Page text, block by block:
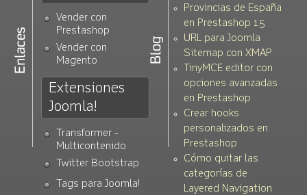
Vender con
Prestashop
Vender con
Magento
Extensiones
Joomla!
Transformer -
Multicontenido
Twitter Bootstrap
Tags para Joomla!
Provincias de España
en Prestashop 1.5
URL para Joomla
Sitemap con XMAP
TinyMCE editor con
opciones avanzadas
en Prestashop
Crear hooks
personalizados en
Prestashop
Cómo quitar las
categorías de
Layered Navigation